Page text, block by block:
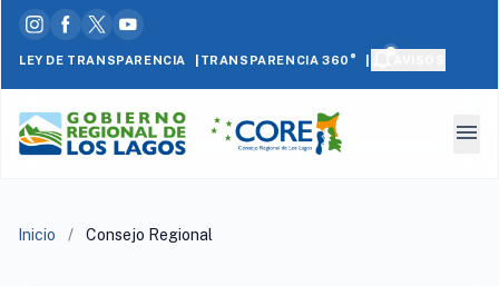
LEY DE TRANSPARENCIA | TRANSPARENCIA 360°
menu
Inicio / Consejo Regional